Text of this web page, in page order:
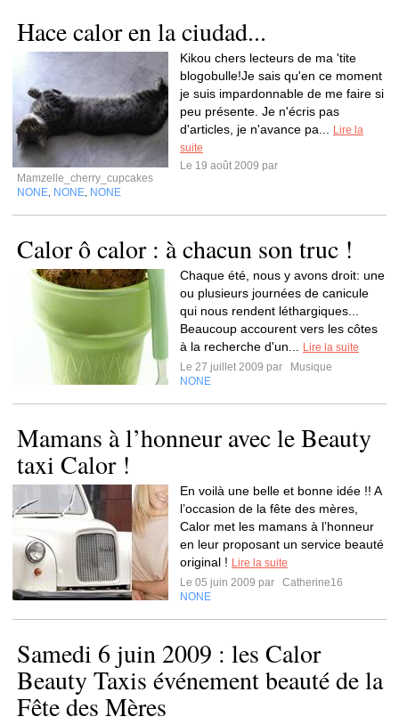
Hace calor en la ciudad...
Kikou chers lecteurs de ma 'tite
blogobulle!Je sais qu'en ce moment
je suis impardonnable de me faire si
peu présente. Je n'écris pas
d'articles, je n'avance pa...
Lire la
suite
Le 19 août 2009 par
Mamzelle_cherry_cupcakes
NONE NONE NONE
Calor ô calor : à chacun son truc !
Chaque été, nous y avons droit: une
ou plusieurs journées de canicule
qui nous rendent léthargiques...
Beaucoup accourent vers les côtes
à la recherche d'un...
Lire la suite
Le 27 juillet 2009 par
Musique
NONE
Mamans à l’honneur avec le Beauty
taxi Calor !
En voilà une belle et bonne idée !! A
l’occasion de la fête des mères,
Calor met les mamans à l’honneur
en leur proposant un service beauté
original ! Lire la suite
Le 05 juin 2009 par
Catherine16
NONE
Samedi 6 juin 2009 : les Calor
Beauty Taxis événement beauté de la
Fête des Mères